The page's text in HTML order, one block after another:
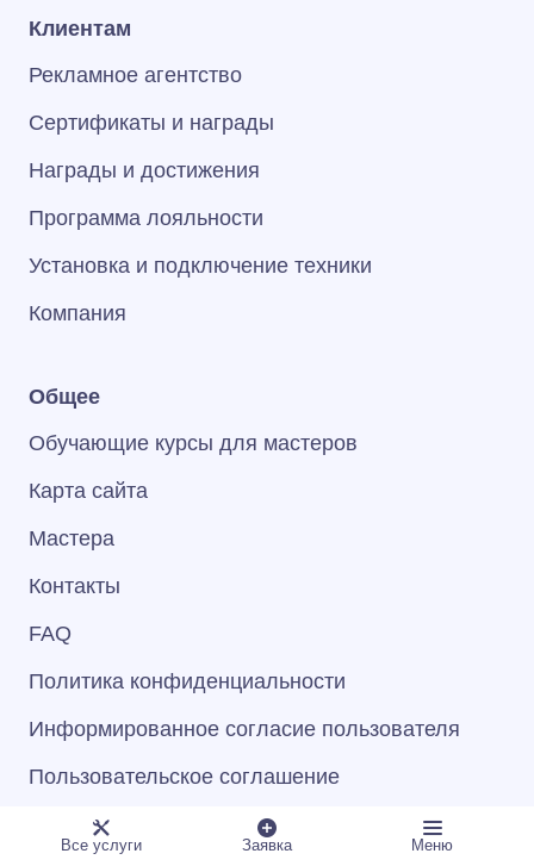
Клиентам
Рекламное агентство
Сертификаты и награды
Награды и достижения
Программа лояльности
Установка и подключение техники
Компания
Общее
Обучающие курсы для мастеров
Карта сайта
Мастера
Контакты
FAQ
Политика конфиденциальности
Информированное согласие пользователя
Пользовательское соглашение
Все услуги Заявка Меню